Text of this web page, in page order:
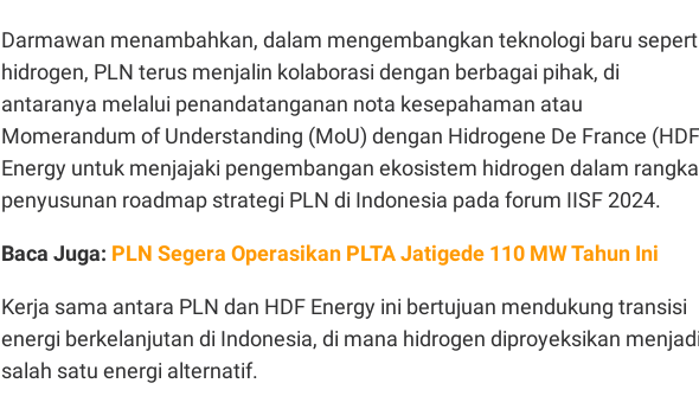
Darmawan menambahkan, dalam mengembangkan teknologi baru
hidrogen, PLN terus menjalin kolaborasi dengan berbagai pihak, di
antaranya melalui penandatanganan nota kesepahaman atau
Momerandum of Understanding (MoU) dengan Hidrogene De France
Energy untuk menjajaki pengembangan ekosistem hidrogen dalam rangka
penyusunan roadmap strategi PLN di Indonesia pada forum IISF 2024.
Baca Juga: PLN Segera Operasikan PLTA Jatigede 110 MW Tahun Ini
Kerja sama antara PLN dan HDF Energy ini bertujuan mendukung transisi
energi berkelanjutan di Indonesia, di mana hidrogen diproyeksikan
salah satu energi alternatif.